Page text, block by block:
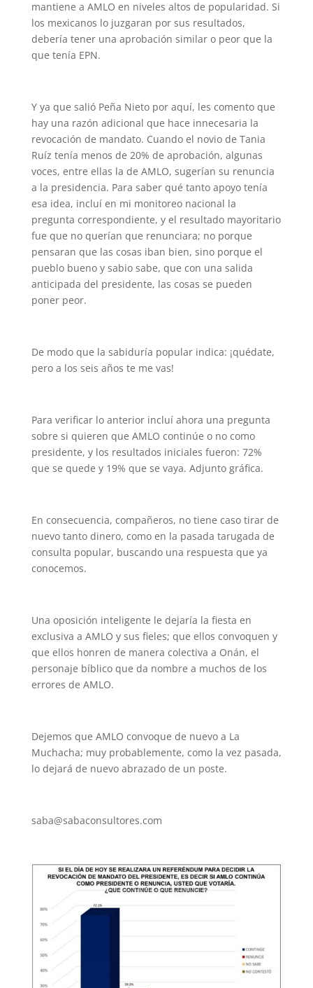
mantiene a AMLO en niveles altos de popularidad. Si
los mexicanos lo juzgaran por sus resultados,
debería tener una aprobación similar o peor que la
que tenía EPN.
Y ya que salió Peña Nieto por aquí, les comento que
hay una razón adicional que hace innecesaria la
revocación de mandato. Cuando el novio de Tania
Ruíz tenía menos de 20% de aprobación, algunas
voces, entre ellas la de AMLO, sugerían su renuncia
a la presidencia. Para saber qué tanto apoyo tenía
esa idea, incluí en mi monitoreo nacional la
pregunta correspondiente, y el resultado mayoritario
fue que no querían que renunciara; no porque
pensaran que las cosas iban bien, sino porque el
pueblo bueno y sabio sabe, que con una salida
anticipada del presidente, las cosas se pueden
poner peor.
De modo que la sabiduría popular indica: ¡quédate,
pero a los seis años te me vas!
Para verificar lo anterior incluí ahora una pregunta
sobre si quieren que AMLO continúe o no como
presidente, y los resultados iniciales fueron: 72%
que se quede y 19% que se vaya. Adjunto gráfica.
En consecuencia, compañeros, no tiene caso tirar de
nuevo tanto dinero, como en la pasada tarugada de
consulta popular, buscando una respuesta que ya
conocemos.
Una oposición inteligente le dejaría la fiesta en
exclusiva a AMLO y sus fieles; que ellos convoquen y
que ellos honren de manera colectiva a Onán, el
personaje bíblico que da nombre a muchos de los
errores de AMLO.
Dejemos que AMLO convoque de nuevo a La
Muchacha; muy probablemente, como la vez pasada,
lo dejará de nuevo abrazado de un poste.
saba@sabaconsultores.com